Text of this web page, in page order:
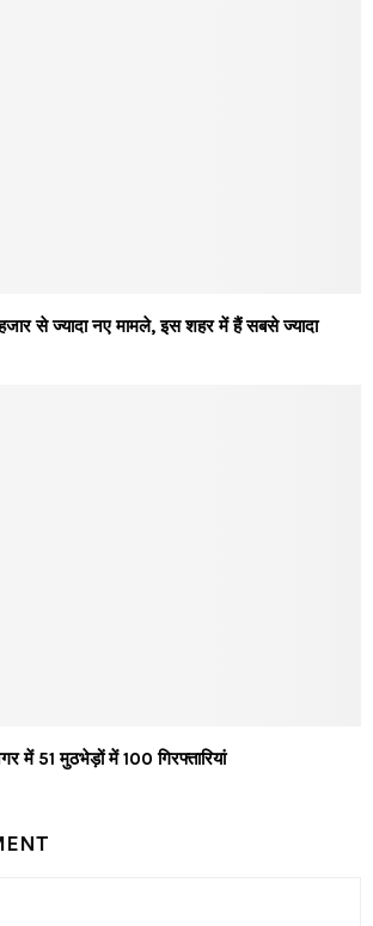
से ज्यादा नए मामले, इस शहर में हैं सबसे ज्यादा
में 51 मुठभेड़ों में 100 गिरफ्तारियां